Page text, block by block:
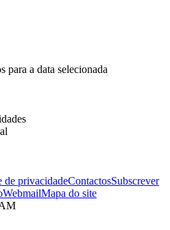
para a data selecionada
de privacidadeContactosSubscrever
WebmailMapa do site